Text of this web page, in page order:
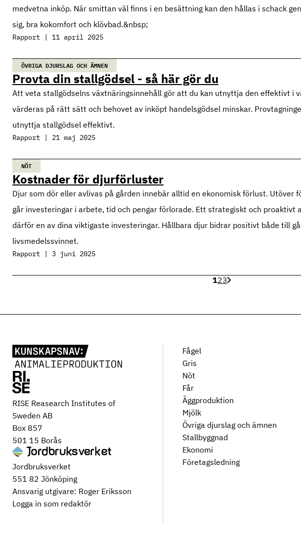
medvetna inköp. När smittan väl finns i en besättning kan den hållas i schack
sig, bra kokomfort och klövbad.&nbsp;
Rapport | 11 april 2025
ÖVRIGA DJURSLAG OCH ÄMNEN
Provta din stallgödsel - så här gör du
Att veta stallgödselns växtnäringsinnehåll gör att du kan utnyttja den effektivt i
värderas på rätt sätt och behovet av inköpt handelsgödsel minskar.
utnyttja stallgödsel effektivt.
Rapport | 21 maj 2025
NÖT
Kostnader för djurförluster
Djur som dör eller avlivas på gården innebär alltid en ekonomisk förlust.
går investeringar i arbete, tid och pengar förlorade. Ett strategiskt och proaktivt
därför en av dina viktigaste investeringar. Hållbara djur bidrar positivt både till
livsmedelssvinnet.
Rapport | 3 juni 2025
123
RISE Reasearch Institutes of
Sweden AB
Box 857
501 15 Borås
Jordbruksverket
551 82 Jönköping
Ansvarig utgivare: Roger Eriksson
Logga in som redaktör
Fågel
Gris
Nöt
Får
Äggproduktion
Mjölk
Övriga djurslag och ämnen
Stallbyggnad
Ekonomi
Företagsledning